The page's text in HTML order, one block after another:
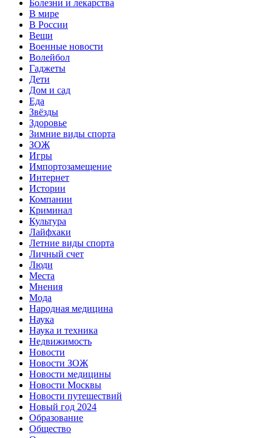
Болезни и лекарства
В мире
В России
Вещи
Военные новости
Волейбол
Гаджеты
Дети
Дом и сад
Еда
Звёзды
Здоровье
Зимние виды спорта
ЗОЖ
Игры
Импортозамещение
Интернет
Истории
Компании
Криминал
Культура
Лайфхаки
Летние виды спорта
Личный счет
Люди
Места
Мнения
Мода
Народная медицина
Наука
Наука и техника
Недвижимость
Новости
Новости ЗОЖ
Новости медицины
Новости Москвы
Новости путешествий
Новый год 2024
Образование
Общество